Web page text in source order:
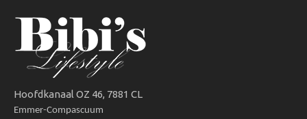
Hoofdkanaal OZ 46, 7881 CL
Emmer-Compascuum